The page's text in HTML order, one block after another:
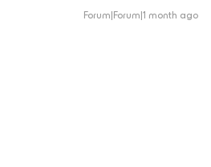
Forum|Forum|1 month ago